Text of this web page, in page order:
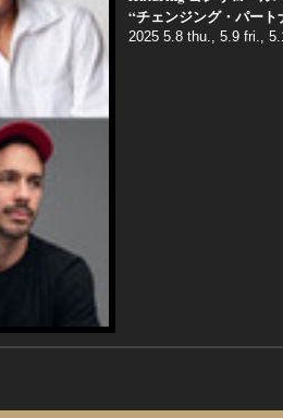
“チェンジング・パー
2025 5.8 thu., 5.9 fri.,